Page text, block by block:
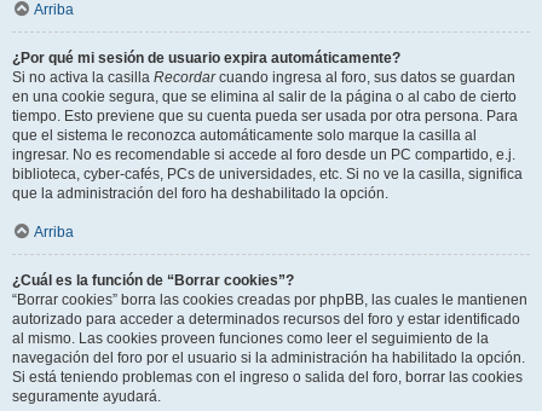
Arriba
¿Por qué mi sesión de usuario expira automáticamente?
Si no activa la casilla Recordarcuando ingresa al foro, sus datos se guardan
en una cookie segura, que se elimina al salir de la página o al cabo de cierto
tiempo. Esto previene que su cuenta pueda ser usada por otra persona. Para
que el sistema le reconozca automáticamente solo marque la casilla al
ingresar. No es recomendable si accede al foro desde un PC compartido, e.j.
biblioteca, cyber-cafés, PCs de universidades, etc. Si no ve la casilla, significa
que la administración del foro ha deshabilitado la opción.
Arriba
¿Cuál es la función de “Borrar cookies”?
“Borrar cookies” borra las cookies creadas por phpBB, las cuales le mantienen
autorizado para acceder a determinados recursos del foro y estar identificado
al mismo. Las cookies proveen funciones como leer el seguimiento de la
navegación del foro por el usuario si la administración ha habilitado la opción.
Si está teniendo problemas con el ingreso o salida del foro, borrar las cookies
seguramente ayudará.